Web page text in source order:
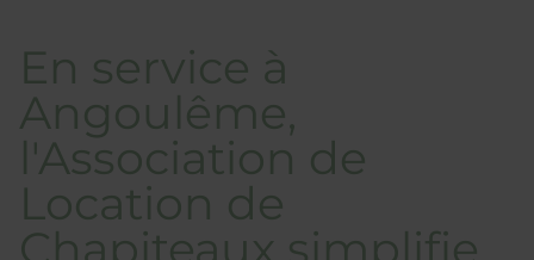
En service à
Angoulême,
l'Association de
Location de
Chapiteaux simplifie